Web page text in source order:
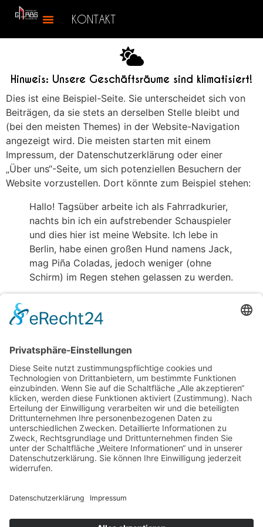
KONTAKT
Hinweis: Unsere Geschäftsräume sind klimatisiert!
Dies ist eine Beispiel-Seite. Sie unterscheidet sich von
Beiträgen, da sie stets an derselben Stelle bleibt und
(bei den meisten Themes) in der Website-Navigation
angezeigt wird. Die meisten starten mit einem
Impressum, der Datenschutzerklärung oder einer
„Über uns“-Seite, um sich potenziellen Besuchern der
Website vorzustellen. Dort könnte zum Beispiel stehen:
Hallo! Tagsüber arbeite ich als Fahrradkurier,
nachts bin ich ein aufstrebender Schauspieler
und dies hier ist meine Website. Ich lebe in
Berlin, habe einen großen Hund namens Jack,
mag Piña Coladas, jedoch weniger (ohne
Schirm) im Regen stehen gelassen zu werden.
… oder so etwas wie:
Das Unternehmen XYZ wurde 1971 gegründet
qualitativ hochwertigen Produkten. An
seinem Standort in einer kleinen Großstadt
beschäftigt der Betrieb über 2.000 Menschen
und unterstützt die Stadtbewohner in
vielfacher Hinsicht.
Als neuer WordPress-Benutzer solltest dudein
Dashboardaufrufen, um diese Seite zu löschen und
neue Seiten und Beiträge für deine Website erstellen.
Viel Spaß!
Friseur GarbsLeverner Straße 349163 Bohmte